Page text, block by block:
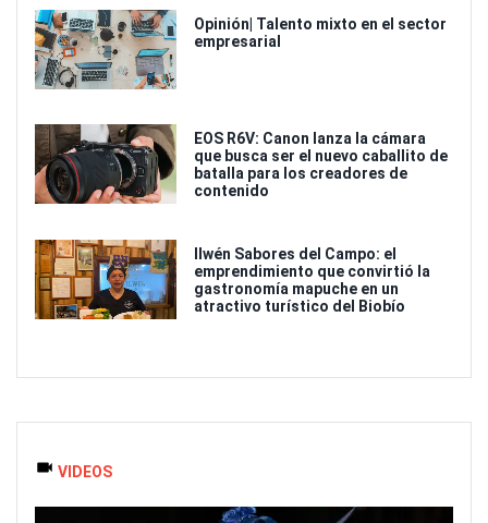
Opinión| Talento mixto en el sector
empresarial
EOS R6V: Canon lanza la cámara
que busca ser el nuevo caballito de
batalla para los creadores de
contenido
Ilwén Sabores del Campo: el
emprendimiento que convirtió la
gastronomía mapuche en un
atractivo turístico del Biobío
VIDEOS